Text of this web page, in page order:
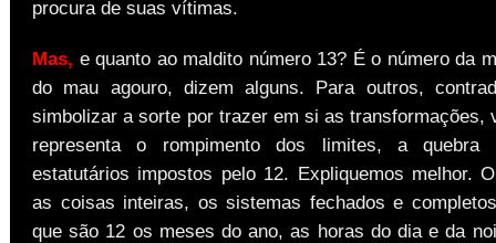
procura de suas vítimas.
Mas, e quanto ao maldito número 13? É o número da
do mau agouro, dizem alguns. Para outros,
simbolizar a sorte por trazer em si as transformações,
representa o rompimento dos limites, a quebra
estatutários impostos pelo 12. Expliquemos melhor.
as coisas inteiras, os sistemas fechados e
que são 12 os meses do ano, as horas do dia e da